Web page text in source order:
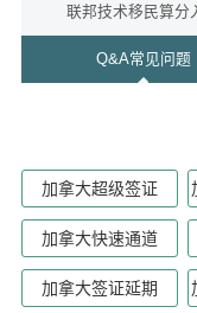
联邦技术移民算分
Q&A常见问题
加拿大超级签证
加拿大快速通道
加拿大签证延期